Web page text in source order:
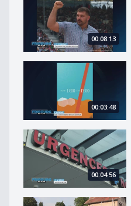
00:08:13
Il est l&#039;heure de
00:03:48
Les infos du studio
00:04:56